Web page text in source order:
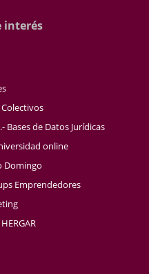
interés
Bases de Datos Jurídicas
online
Domingo
Emprendedores